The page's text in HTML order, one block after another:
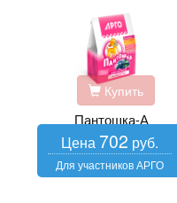
Купить
Пантошка-А
702